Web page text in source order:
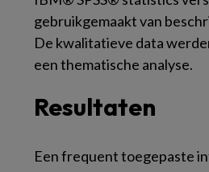
gebruikgemaakt van
De kwalitatieve data
een thematische analyse.
Resultaten
Een frequent toegepaste